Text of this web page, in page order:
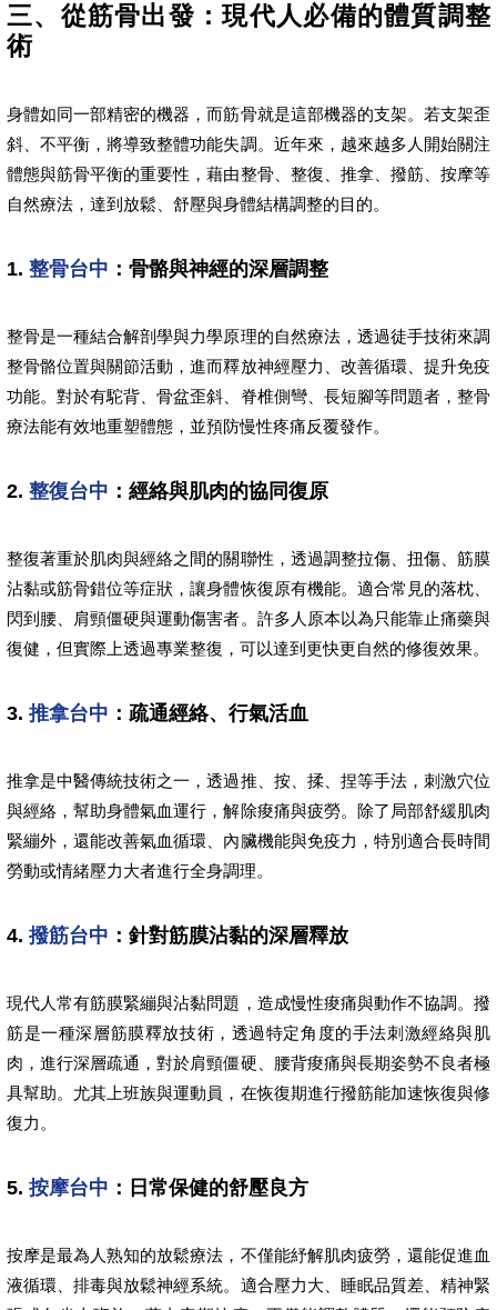
三、從筋骨出發：現代人必備的體質調整
術
身體如同一部精密的機器，而筋骨就是這部機器的支架。若支架歪
斜、不平衡，將導致整體功能失調。近年來，越來越多人開始關注
體態與筋骨平衡的重要性，藉由整骨、整復、推拿、撥筋、按摩等
自然療法，達到放鬆、舒壓與身體結構調整的目的。
1. 整骨台中 ：骨骼與神經的深層調整
整骨是一種結合解剖學與力學原理的自然療法，透過徒手技術來調
整骨骼位置與關節活動，進而釋放神經壓力、改善循環、提升免疫
功能。對於有駝背、骨盆歪斜、脊椎側彎、長短腳等問題者，整骨
療法能有效地重塑體態，並預防慢性疼痛反覆發作。
2. 整復台中 ：經絡與肌肉的協同復原
整復著重於肌肉與經絡之間的關聯性，透過調整拉傷、扭傷、筋膜
沾黏或筋骨錯位等症狀，讓身體恢復原有機能。適合常見的落枕、
閃到腰、肩頸僵硬與運動傷害者。許多人原本以為只能靠止痛藥與
復健，但實際上透過專業整復，可以達到更快更自然的修復效果。
3. 推拿台中 ：疏通經絡、行氣活血
推拿是中醫傳統技術之一，透過推、按、揉、捏等手法，刺激穴位
與經絡，幫助身體氣血運行，解除痠痛與疲勞。除了局部舒緩肌肉
緊繃外，還能改善氣血循環、內臟機能與免疫力，特別適合長時間
勞動或情緒壓力大者進行全身調理。
4. 撥筋台中 ：針對筋膜沾黏的深層釋放
現代人常有筋膜緊繃與沾黏問題，造成慢性痠痛與動作不協調。撥
筋是一種深層筋膜釋放技術，透過特定角度的手法刺激經絡與肌
肉，進行深層疏通，對於肩頸僵硬、腰背痠痛與長期姿勢不良者極
具幫助。尤其上班族與運動員，在恢復期進行撥筋能加速恢復與修
復力。
5. 按摩台中 ：日常保健的舒壓良方
按摩是最為人熟知的放鬆療法，不僅能紓解肌肉疲勞，還能促進血
液循環、排毒與放鬆神經系統。適合壓力大、睡眠品質差、精神緊